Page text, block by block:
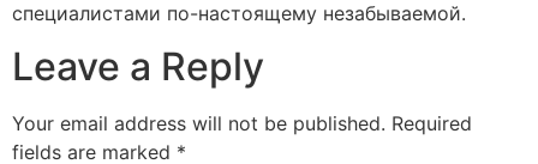
специалистами по-настоящему незабываемой.
Leave a Reply
Your email address will not be published. Required
fields are marked *